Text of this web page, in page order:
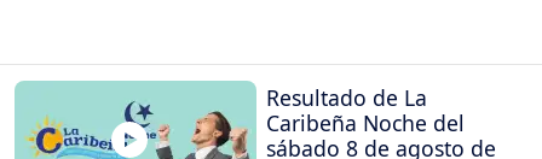
Resultado de La
Caribeña Noche del
sábado 8 de agosto de